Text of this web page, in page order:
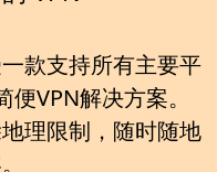
款支持所有主要平
VPN解决方案。
理限制，随时随地